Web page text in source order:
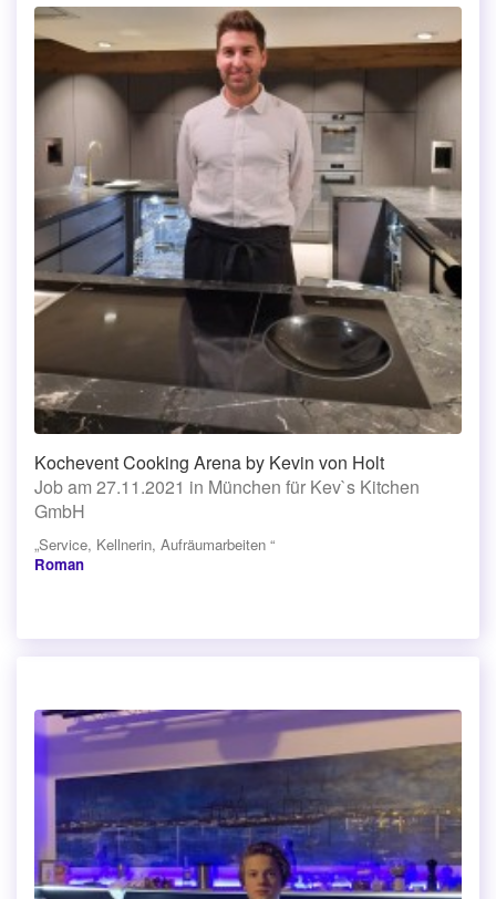
Kochevent Cooking Arena by Kevin von Holt
Job am 27.11.2021 in München für Kev`s Kitchen
GmbH
„Service, Kellnerin, Aufräumarbeiten “
Roman